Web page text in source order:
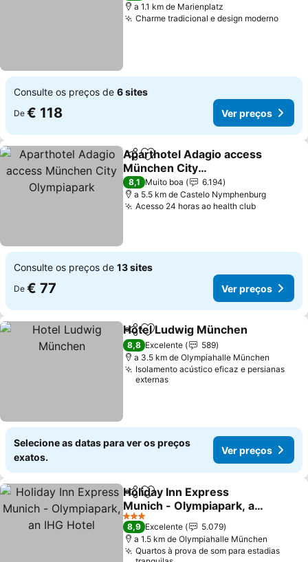
a 1.1 km de Marienplatz
Charme tradicional e design modernoVer
Consulte os preços de 6 sites
De € 118 Ver preços
PartilharAdicionar aos favoritos
Aparthotel Adagio access
München City
Olympiapark
Ver preços
8,1 Muito boa
6.194
a 5.5 km de Castelo Nymphenburg
Acesso 24 horas ao health clubVer
Consulte os preços de 13 sites
De € 77 Ver preços
PartilharAdicionar aos favoritos
Hotel Ludwig München
8,8 Excelente
589
a 3.5 km de Olympiahalle München
Isolamento acústico eficaz e persianas
externas
Selecione as datas para ver os preços
exatos.
Ver preços
PartilharAdicionar aos favoritos
Holiday Inn Express
Munich - Olympiapark, an
IHG Hotel
Ver preços
3 Estrelas
8,9 Excelente
5.079
a 1.5 km de Olympiahalle München
Quartos à prova de som para estadias